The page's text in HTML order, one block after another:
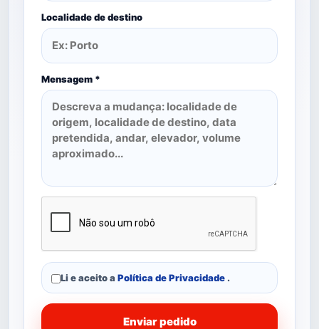
Localidade de destino
Mensagem *
Li e aceito a Política de Privacidade .
Enviar pedido